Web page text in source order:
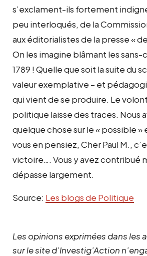
s’exclament-ils fortement
peu interloqués, de la
aux éditorialistes de la presse «
On les imagine blâmant les
1789 ! Quelle que soit la suite du
valeur exemplative – et
qui vient de se produire. Le
politique laisse des traces. Nous
quelque chose sur le « possible »
vous en pensiez, Cher Paul M.,
victoire…. Vous y avez contribué
dépasse largement.
Source: Les blogs de Politique
Les opinions exprimées dans les
sur le site d’Investig’Action